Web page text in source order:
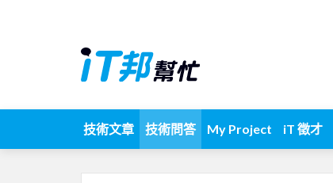
技術文章 技術問答 My Project iT 徵才